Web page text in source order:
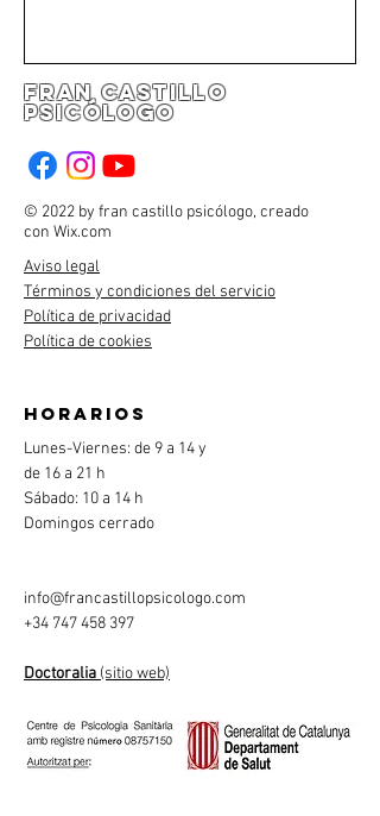
fran castillo
psicólogo
© 2022 by fran castillo psicólogo, creado
con Wix.com
Aviso legal
Términos y condiciones del servicio
Política de privacidad
Política de cookies
horarios
Lunes-Viernes: de 9 a 14 y
de 16 a 21 h
Sábado: 10 a 14 h
Domingos cerrado
info@francastillopsicologo.com
+34 747 458 397
Doctoralia (sitio web)